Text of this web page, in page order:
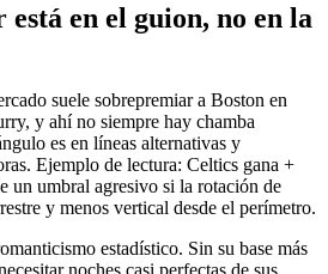
en el guion, no en la
suele sobrepremiar a Boston en
y ahí no siempre hay chamba
es en líneas alternativas y
Ejemplo de lectura: Celtics gana +
un umbral agresivo si la rotación de
y menos vertical desde el perímetro.
estadístico. Sin su base más